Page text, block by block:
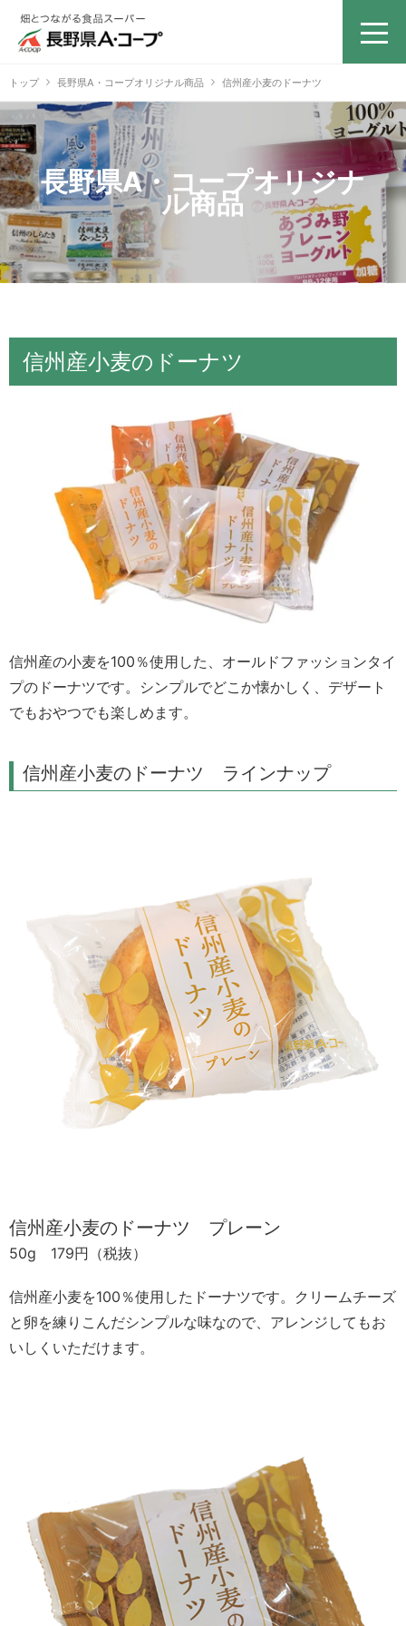
トップ 長野県A・コープオリジナル商品 信州産小麦のドーナツ
長野県A・コープオリジナ
ル商品
信州産小麦のドーナツ
信州産の小麦を100％使用した、オールドファッションタイ
プのドーナツです。シンプルでどこか懐かしく、デザート
でもおやつでも楽しめます。
信州産小麦のドーナツ ラインナップ
信州産小麦のドーナツ プレーン
50g 179円（税抜）
信州産小麦を100％使用したドーナツです。クリームチーズ
と卵を練りこんだシンプルな味なので、アレンジしてもお
いしくいただけます。